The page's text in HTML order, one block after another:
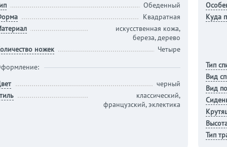
Обеденный
Квадратная
искусственная кожа,
береза, дерево
ножек
Четыре
черный
классический,
французский, эклектика
Куда
Тип
Вид
Вид
Тип